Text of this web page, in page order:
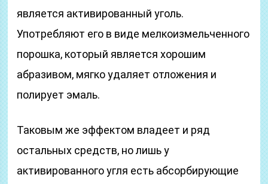
является активированный уголь.
Употребляют его в виде мелкоизмельченного
порошка, который является хорошим
абразивом, мягко удаляет отложения и
полирует эмаль.
Таковым же эффектом владеет и ряд
остальных средств, но лишь у
активированного угля есть абсорбирующие